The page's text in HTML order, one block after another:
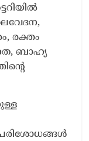
രക്തം
ബാഹ്യ
പരിശോധങ്ങൾ